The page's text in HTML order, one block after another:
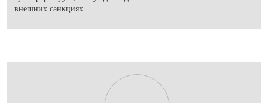
внешних санкциях.